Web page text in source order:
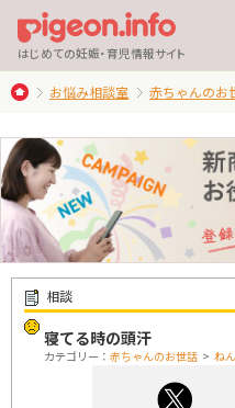
はじめての妊娠・育児情報サイト
お悩み相談室 赤ちゃんのお
相談
寝てる時の頭汗
カテゴリー： 赤ちゃんのお世話 > ね